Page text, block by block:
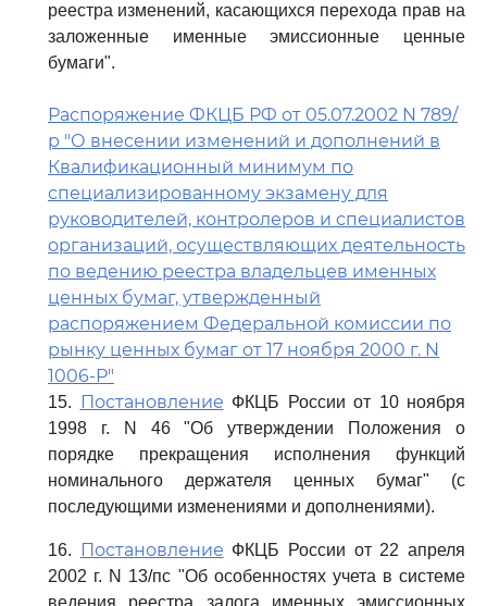
реестра изменений, касающихся перехода прав на
заложенные именные эмиссионные ценные
бумаги".
Распоряжение ФКЦБ РФ от 05.07.2002 N 789/
р "О внесении изменений и дополнений в
Квалификационный минимум по
специализированному экзамену для
руководителей, контролеров и специалистов
организаций, осуществляющих деятельность
по ведению реестра владельцев именных
ценных бумаг, утвержденный
распоряжением Федеральной комиссии по
рынку ценных бумаг от 17 ноября 2000 г. N
1006-Р"
15. Постановление ФКЦБ России от 10 ноября
1998 г. N 46 "Об утверждении Положения о
порядке прекращения исполнения функций
номинального держателя ценных бумаг" (с
последующими изменениями и дополнениями).
16. Постановление ФКЦБ России от 22 апреля
2002 г. N 13/пс "Об особенностях учета в системе
ведения реестра залога именных эмиссионных